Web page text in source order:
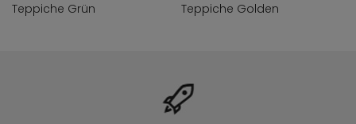
Teppiche Grün
Teppiche Golden